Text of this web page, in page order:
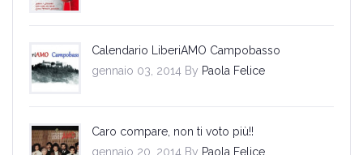
Calendario LiberiAMO Campobasso
gennaio 03, 2014 By Paola Felice
Caro compare, non ti voto più!!
gennaio 20, 2014 By Paola Felice